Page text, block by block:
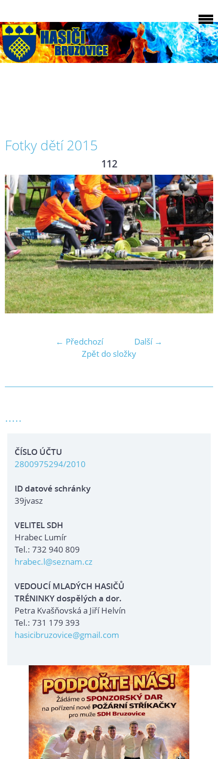
Fotky dětí 2015
112
← Předchozí
Další →
Zpět do složky
.....
ČÍSLO ÚČTU
2800975294/2010
ID datové schránky
39jvasz
VELITEL SDH
Hrabec Lumír
Tel.: 732 940 809
hrabec.l@seznam.cz
VEDOUCÍ MLADÝCH HASIČŮ
TRÉNINKY dospělých a dor.
Petra Kvašňovská a Jiří Helvín
Tel.: 731 179 393
hasicibruzovice@gmail.com